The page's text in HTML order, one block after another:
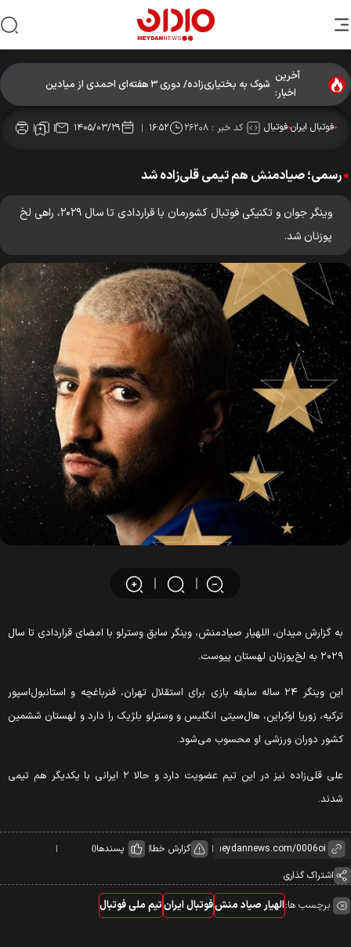
آخرین
اخبار:
شوک به بختیاری‌زاده/ دوری ۳ هفته‌ای احمدی از میادین
فوتبال ایران فوتبال کد خبر :۲۶۲۰۸ ۱۶:۵۲ ۱۴۰۵/۰۳/۲۹
رسمی؛ صیادمنش هم تیمی قلی‌زاده شد
وینگر جوان و تکنیکی فوتبال کشورمان با قراردادی تا سال ۲۰۲۹، راهی لخ
پوزنان شد.
به گزارش میدان، اللهیار صیادمنش، وینگر سابق وسترلو با امضای قراردادی تا سال
۲۰۲۹ به لخ‌پوزنان لهستان پیوست.
این وینگر ۲۴ ساله سابقه بازی برای استقلال تهران، فنرباغچه و استانبول‌اسپور
ترکیه، زوریا اوکراین، هال‌سیتی انگلیس و وسترلو بلژیک را دارد و لهستان ششمین
کشور دوران ورزشی او محسوب می‌شود.
علی قلی‌زاده نیز در این تیم عضویت دارد و حالا ۲ ایرانی با یکدیگر هم تیمی
شدند.
گزارش خطا پسندها0
اشتراک گذاری
برچسب ها:الهیار صیاد منشفوتبال ایرانتیم ملی فوتبال